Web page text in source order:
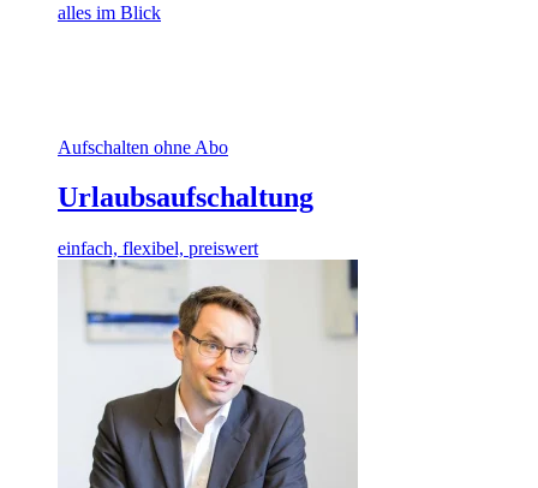
alles im Blick
Aufschalten ohne Abo
Urlaubsaufschaltung
einfach, flexibel, preiswert